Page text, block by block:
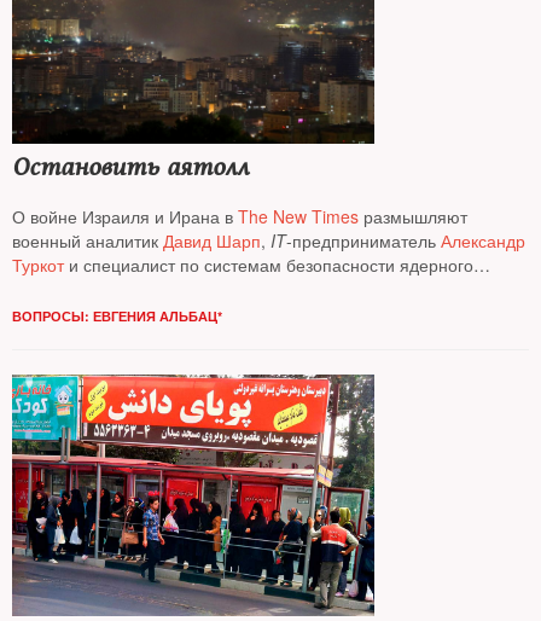
Остановить аятолл
О вой­не Израиля и Ирана в The New Times размышляют
военный аналитик Давид Шарп, IT-предприниматель Александр
Туркот и специалист по системам безопасности ядерного
ВОПРОСЫ: ЕВГЕНИЯ АЛЬБАЦ*